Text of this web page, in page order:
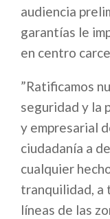
audiencia
garantías le
en centro
”Ratificamos
seguridad y la
y empresarial
ciudadanía a
cualquier
tranquilidad, a
líneas de las